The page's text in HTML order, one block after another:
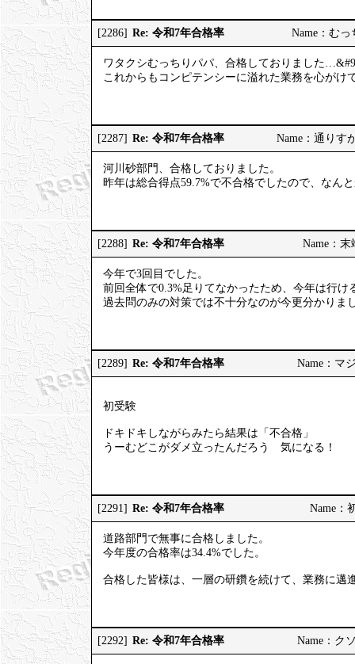
[2286] Re: 令和7年合格率 Name：む
ワタクシむっちりパパ、合格しておりました
これからもコンピテンシーに溢れた業務を心がけ
[2287] Re: 令和7年合格率 Name：通りす
河川砂部門、合格しておりました。
昨年は総合得点59.7%で不合格でしたので、なん
[2288] Re: 令和7年合格率 Name：
今年で3回目でした。
前回全体で0.3%足りてなかったため、今年は行
過去問のみの対策では不十分なのが今更分かりま
[2289] Re: 令和7年合格率 Name：マ
初受験
ドキドキしながらみたら結果は「不合格」
うーむどこがダメ立ったんだろう 気になる！
[2291] Re: 令和7年合格率 Name：
道路部門で無事に合格しました。
今年度の合格率は34.4%でした。
合格した皆様は、一層の研鑽を続けて、業務に邁
[2292] Re: 令和7年合格率 Name：ク